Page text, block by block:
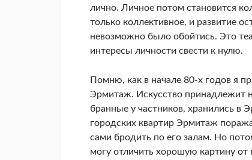
лично. Личное потом становится
только коллективное, и развитие
невозможно было обойтись. Это
интересы личности свести к нулю.
Помню, как в начале 80-х годов я
Эрмитаж. Искусство принадлежит
бранные у частников, хранились в
городских квартир Эрмитаж
сами бродить по его залам. Но
могу отличить хорошую картину от